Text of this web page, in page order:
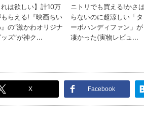
X Facebook